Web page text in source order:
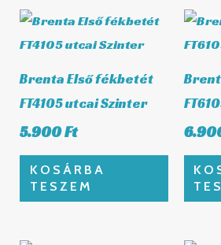
Brenta Első fékbetét
FT4105 utcai Szinter
5.900Ft
KOSÁRBA
TESZEM